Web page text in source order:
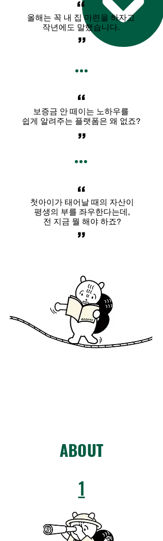
,,
올해는 꼭 내 집 마련을 하자고
작년에도 말했습니다.
,,
,,
보증금 안 떼이는 노하우를
쉽게 알려주는 플랫폼은 왜 없죠?
,,
,,
첫아이가 태어날 때의 자산이
평생의 부를 좌우한다는데,
전 지금 뭘 해야 하죠?
,,
ABOUT
1